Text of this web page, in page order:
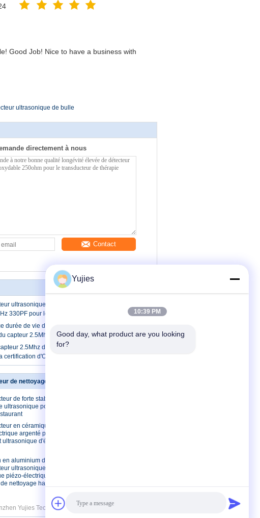
Good Job! Nice to have a business with
ultrasonique de bulle
directement à nous
Contact
ultrasonique en plastique rouge de bulle
330PF pour le dispositif médical
durée de vie d'air de bulle d'installation facile
capteur 2.5Mhz 240ohm
2.5Mhz de détecteur de bulle de sensibilité
certification d'OIN 9001
de nettoyage ultrasonique
de forte stabilité de
ultrasonique pour
en céramique
argenté pour le
ultrasonique d'écailleur
en aluminium de
ultrasonique en
piézo-électrique de
nettoyage haute
Yujies Technology Co., Ltd.. All Rights Reserved.
Yujies
10:39 PM
Good day, what product are you looking
for?